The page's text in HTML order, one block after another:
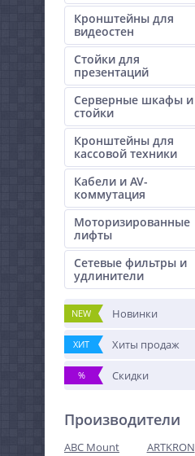
Кронштейны для
видеостен
Стойки для
презентаций
Серверные шкафы и
стойки
Кронштейны для
кассовой техники
Кабели и AV-
коммутация
Моторизированные
лифты
Сетевые фильтры и
удлинители
NEW Новинки
ХИТ Хиты продаж
% Скидки
Производители
ABC Mount
ARTKRON